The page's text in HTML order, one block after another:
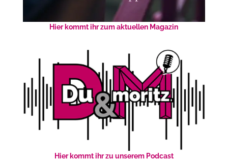
Hier kommt ihr zum aktuellen Magazin
Hier kommt ihr zu unserem Podcast